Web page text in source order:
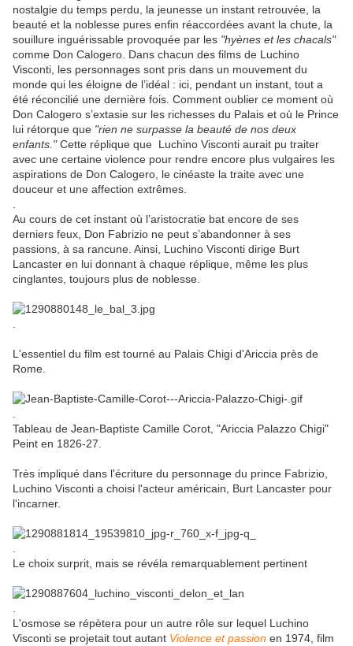
nostalgie du temps perdu, la jeunesse un instant retrouvée, la
beauté et la noblesse pures enfin réaccordées avant la chute, la
souillure inguérissable provoquée par les "hyènes et les chacals"
comme Don Calogero. Dans chacun des films de Luchino
Visconti, les personnages sont pris dans un mouvement du
monde qui les éloigne de l’idéal : ici, pendant un instant, tout a
été réconcilié une dernière fois. Comment oublier ce moment où
Don Calogero s’extasie sur les richesses du Palais et où le Prince
lui rétorque que "rien ne surpasse la beauté de nos deux
enfants."Cette réplique que Luchino Visconti aurait pu traiter
avec une certaine violence pour rendre encore plus vulgaires les
aspirations de Don Calogero, le cinéaste la traite avec une
douceur et une affection extrêmes.
Au cours de cet instant où l’aristocratie bat encore de ses
derniers feux, Don Fabrizio ne peut s’abandonner à ses
passions, à sa rancune. Ainsi, Luchino Visconti dirige Burt
Lancaster en lui donnant à chaque réplique, même les plus
cinglantes, toujours plus de noblesse.
L'essentiel du film est tourné au Palais Chigi d'Ariccia près de
Rome.
Tableau de Jean-Baptiste Camille Corot, "Ariccia Palazzo Chigi"
Peint en 1826-27.
Très impliqué dans l'écriture du personnage du prince Fabrizio,
Luchino Visconti a choisi l'acteur américain, Burt Lancaster pour
l'incarner.
Le choix surprit, mais se révéla remarquablement pertinent
L'osmose se répètera pour un autre rôle sur lequel Luchino
Visconti se projetait tout autant Violence et passion en 1974, film